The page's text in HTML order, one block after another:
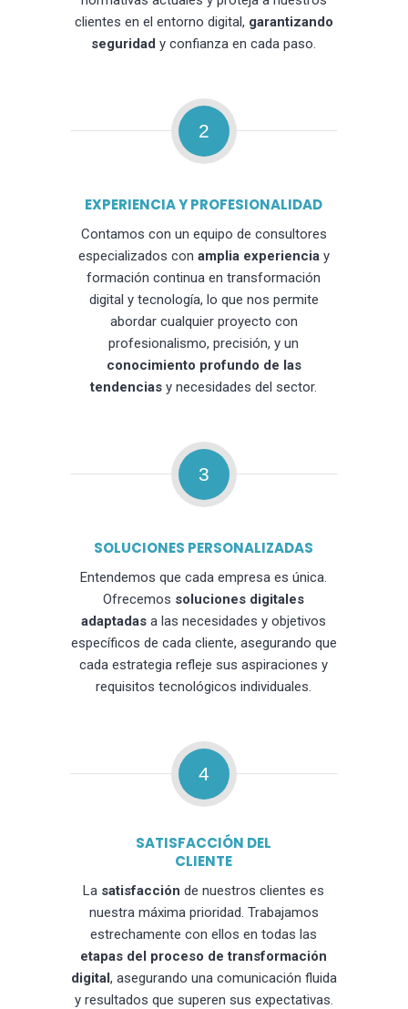
clientes en el entorno digital, garantizando
seguridad y confianza en cada paso.
2
EXPERIENCIA Y PROFESIONALIDAD
Contamos con un equipo de consultores
especializados con amplia experienciay
formación continua en transformación
digital y tecnología, lo que nos permite
abordar cualquier proyecto con
profesionalismo, precisión, y un
conocimiento profundo de las
tendencias y necesidades del sector.
3
SOLUCIONES PERSONALIZADAS
Entendemos que cada empresa es única.
Ofrecemos soluciones digitales
adaptadas a las necesidades y objetivos
específicos de cada cliente, asegurando que
cada estrategia refleje sus aspiraciones y
requisitos tecnológicos individuales.
4
SATISFACCIÓN DEL
CLIENTE
La satisfacción de nuestros clientes es
nuestra máxima prioridad. Trabajamos
estrechamente con ellos en todas las
etapas del proceso de transformación
digital, asegurando una comunicación fluida
y resultados que superen sus expectativas.